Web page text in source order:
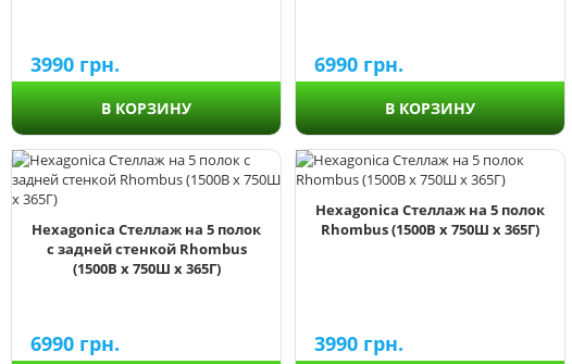
3990 грн.
В КОРЗИНУ
6990 грн.
В КОРЗИНУ
Hexagonica Стеллаж на 5 полок
с задней стенкой Rhombus
(1500В х 750Ш х 365Г)
6990 грн.
Hexagonica Стеллаж на 5 полок
Rhombus (1500В х 750Ш х 365Г)
3990 грн.